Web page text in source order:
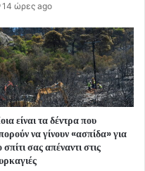
14 ώρες ago
είναι τα δέντρα που
να γίνουν «ασπίδα» για
σπίτι σας απέναντι στις